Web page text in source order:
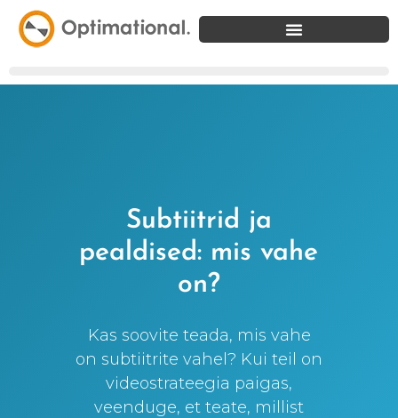
Subtiitrid ja
pealdised: mis vahe
on?
Kas soovite teada, mis vahe
on subtiitrite vahel? Kui teil on
videostrateegia paigas,
veenduge, et teate, millist